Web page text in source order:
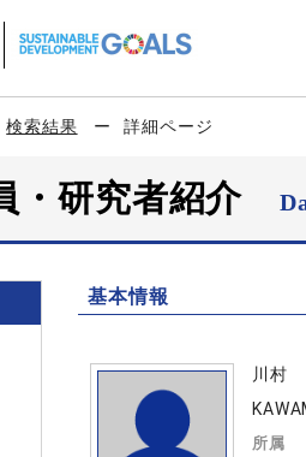
検索結果 詳細ページ
・研究者紹介
基本情報
川
所属